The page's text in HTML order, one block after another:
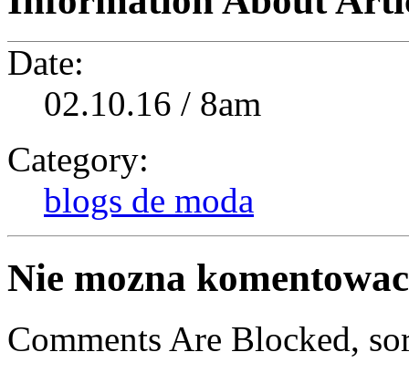
Date:
02.10.16 / 8am
Category:
blogs de moda
Nie mozna
Comments Are Blocked,